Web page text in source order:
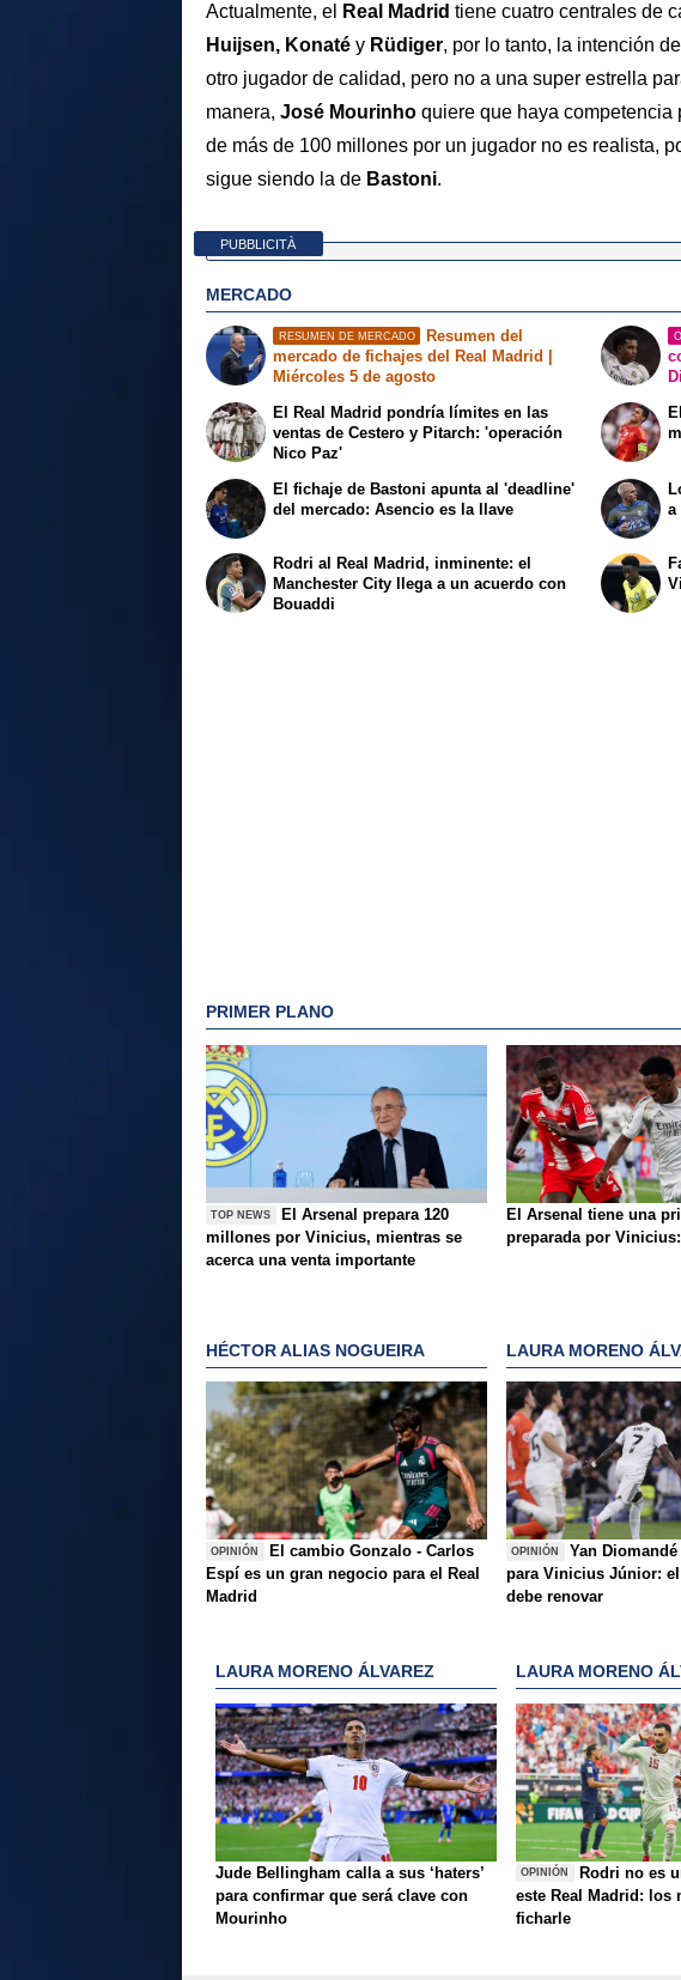
Actualmente, el Real Madrid tiene cuatro centrales de
Huijsen, Konaté y Rüdiger, por lo tanto, la intención
otro jugador de calidad, pero no a una super estrella
manera, José Mourinho quiere que haya competencia
de más de 100 millones por un jugador no es realista,
sigue siendo la de Bastoni.
PUBBLICITÀ
MERCADO
RESUMEN DE MERCADO
Resumen del
mercado de fichajes del Real Madrid |
Miércoles 5 de agosto
El Real Madrid pondría límites en las
ventas de Cestero y Pitarch: 'operación
Nico Paz'
El fichaje de Bastoni apunta al 'deadline'
del mercado: Asencio es la llave
Rodri al Real Madrid, inminente: el
Manchester City llega a un acuerdo con
Bouaddi
a
PRIMER PLANO
TOP NEWS
El Arsenal prepara 120
millones por Vinicius, mientras se
acerca una venta importante
El Arsenal tiene una
preparada por
HÉCTOR ALIAS NOGUEIRA
OPINIÓN
El cambio Gonzalo - Carlos
Espí es un gran negocio para el Real
Madrid
LAURA MORENO
OPINIÓN
Yan
para Vinicius Júnior:
debe renovar
LAURA MORENO ÁLVAREZ
Jude Bellingham calla a sus ‘haters’
para confirmar que será clave con
Mourinho
LAURA MORENO
OPINIÓN
Rodri no es
este Real Madrid: los
ficharle